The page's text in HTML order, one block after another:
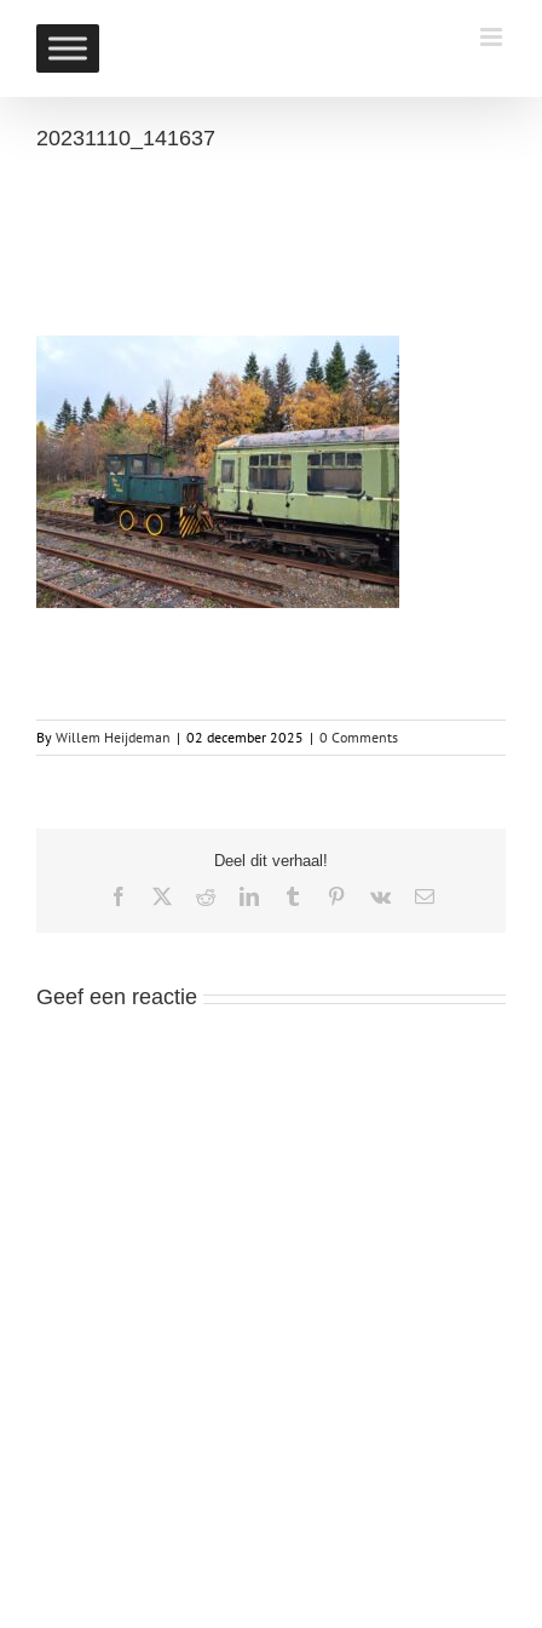
content
20231110_141637
By Willem Heijdeman | 02 december 2025 | 0 Comments
Deel dit verhaal!
Facebook RedditLinkedInTumblr Pinterest
Vk Email
Geef een reactie